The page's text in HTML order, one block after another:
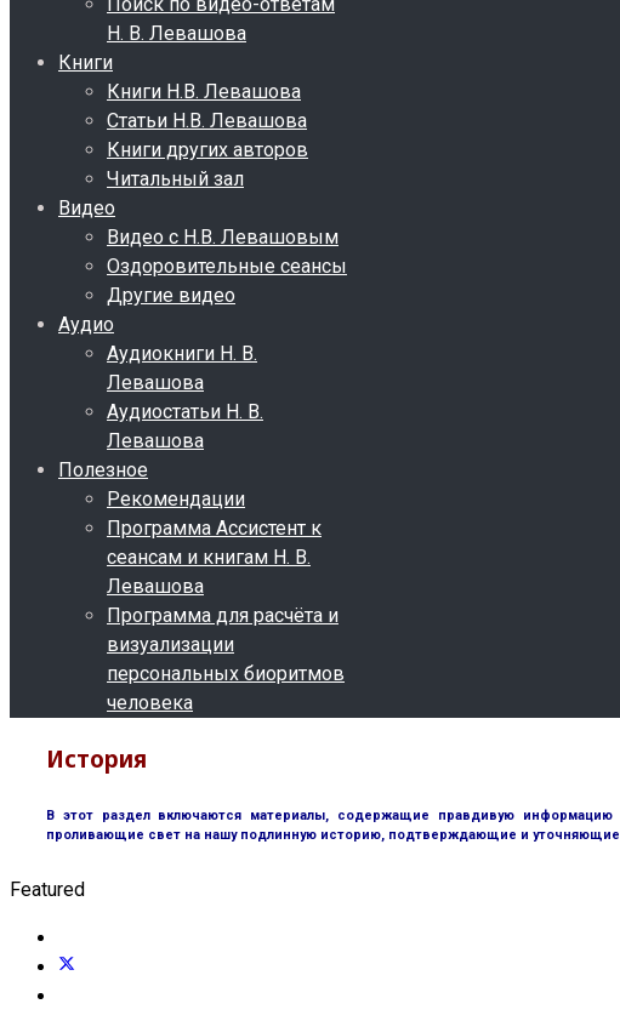
Н. В. Левашова
Книги
Книги Н.В. Левашова
Статьи Н.В. Левашова
Книги других авторов
Читальный зал
Видео
Видео с Н.В. Левашовым
Оздоровительные сеансы
Другие видео
Аудио
Аудиокниги Н. В.
Левашова
Аудиостатьи Н. В.
Левашова
Полезное
Рекомендации
Программа Ассистент к
сеансам и книгам Н. В.
Левашова
Программа для расчёта и
визуализации
персональных биоритмов
человека
История
В этот раздел включаются материалы, содержащие правдивую
проливающие свет на нашу подлинную историю, подтверждающие и
Featured